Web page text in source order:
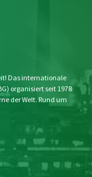
Das internationale
organisiert seit 1978
der Welt. Rund um